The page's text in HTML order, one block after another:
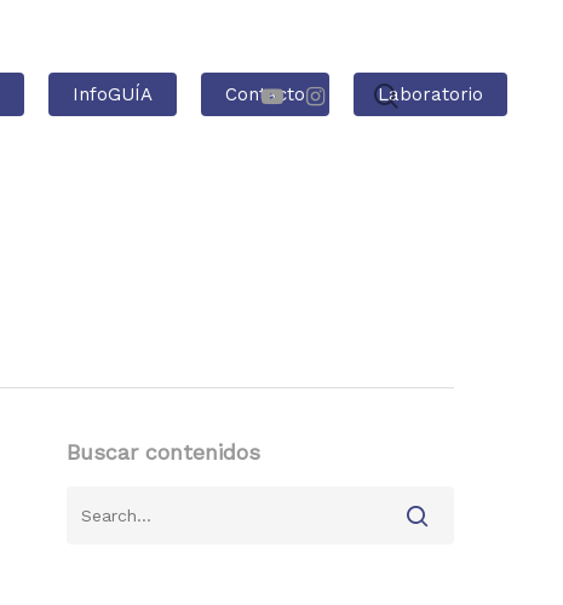
InfoGUÍA Contacto Laboratorio
Buscar contenidos